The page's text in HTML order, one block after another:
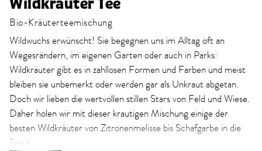
Wildkräuter Tee
Bio-Kräuterteemischung
Wildwuchs erwünscht! Sie begegnen uns im Alltag oft an
Wegesrändern, im eigenen Garten oder auch in Parks:
Wildkräuter gibt es in zahllosen Formen und Farben und meist
bleiben sie unbemerkt oder werden gar als Unkraut abgetan.
Doch wir lieben die wertvollen stillen Stars von Feld und Wiese.
Daher holen wir mit dieser krautigen Mischung einige der
besten Wildkräuter von Zitronenmelisse bis Schafgarbe in die
Tasse.